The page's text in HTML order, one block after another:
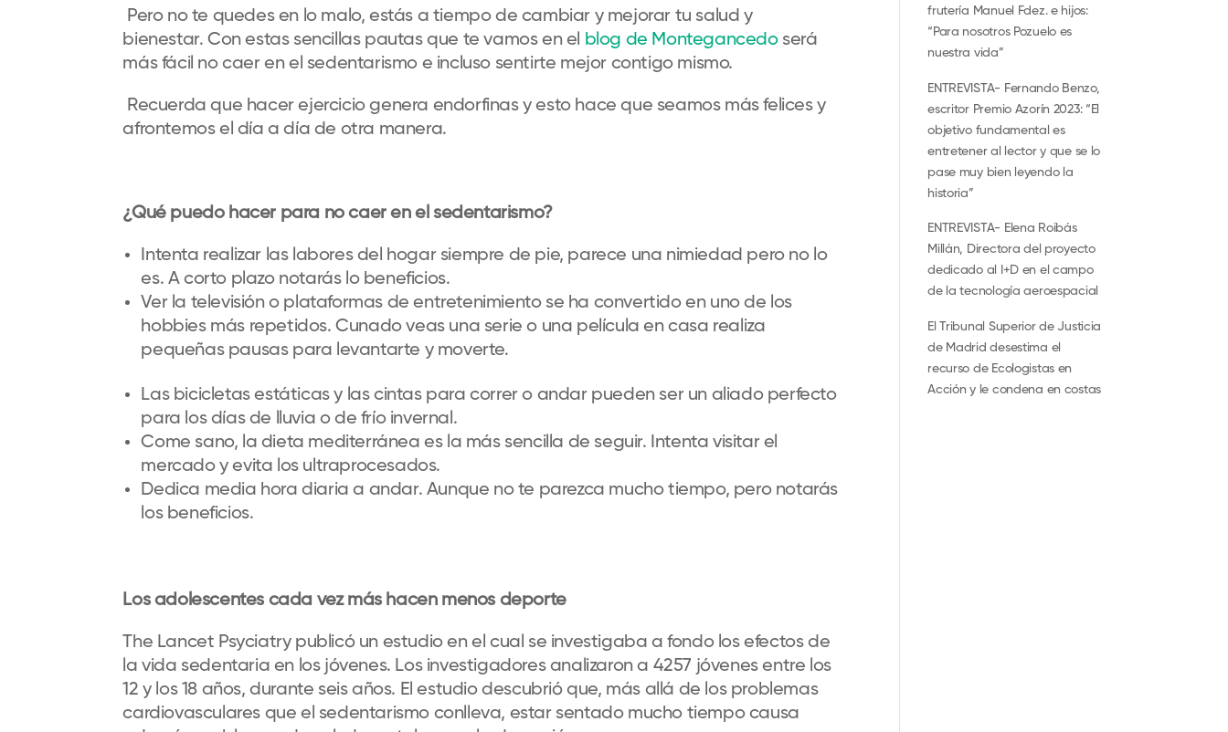
Pero no te quedes en lo malo, estás a tiempo de cambiar y mejorar tu salud y
bienestar. Con estas sencillas pautas que te vamos en el blog de Montegancedoserá
más fácil no caer en el sedentarismo e incluso sentirte mejor contigo mismo.
Recuerda que hacer ejercicio genera endorfinas y esto hace que seamos más felices y
afrontemos el día a día de otra manera.
¿Qué puedo hacer para no caer en el sedentarismo?
Intenta realizar las labores del hogar siempre de pie, parece una nimiedad pero no lo
es. A corto plazo notarás lo beneficios.
Ver la televisión o plataformas de entretenimiento se ha convertido en uno de los
hobbies más repetidos. Cunado veas una serie o una película en casa realiza
pequeñas pausas para levantarte y moverte.
Las bicicletas estáticas y las cintas para correr o andar pueden ser un aliado perfecto
para los días de lluvia o de frío invernal.
Come sano, la dieta mediterránea es la más sencilla de seguir. Intenta visitar el
mercado y evita los ultraprocesados.
Dedica media hora diaria a andar. Aunque no te parezca mucho tiempo, pero notarás
los beneficios.
Los adolescentes cada vez más hacen menos deporte
The Lancet Psyciatry publicó un estudio en el cual se investigaba a fondo los efectos de
la vida sedentaria en los jóvenes. Los investigadores analizaron a 4257 jóvenes entre los
12 y los 18 años, durante seis años. El estudio descubrió que, más allá de los problemas
cardiovasculares que el sedentarismo conlleva, estar sentado mucho tiempo causa
frutería Manuel Fdez. e hijos:
“Para nosotros Pozuelo es
nuestra vida”
ENTREVISTA- Fernando Benzo,
escritor Premio Azorín 2023: “El
objetivo fundamental es
entretener al lector y que se lo
pase muy bien leyendo la
historia”
ENTREVISTA- Elena Roibás
Millán, Directora del proyecto
dedicado al I+D en el campo
de la tecnología aeroespacial
El Tribunal Superior de Justicia
de Madrid desestima el
recurso de Ecologistas en
Acción y le condena en costas